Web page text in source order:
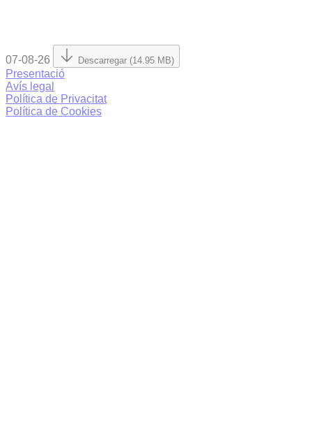
07-08-26 Descarregar (14.95 MB)
Presentació
Avís legal
Política de Privacitat
Política de Cookies